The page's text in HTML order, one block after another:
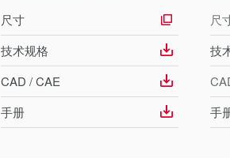
尺寸
技术规格
CAD / CAE
手册
尺
技
手